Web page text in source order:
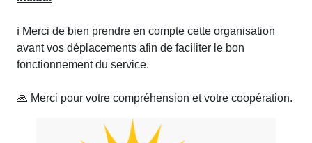
ℹ️ Merci de bien prendre en compte cette organisation
avant vos déplacements afin de faciliter le bon
fonctionnement du service.
🙏 Merci pour votre compréhension et votre coopération.